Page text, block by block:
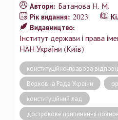
Автори: Батанова Н. М.
Рік видання: 2023
Видавництво:
Інститут держави і права
НАН України (Київ)
конституційно-правова
Верховна Рада України
конституційний лад
дострокове припинення